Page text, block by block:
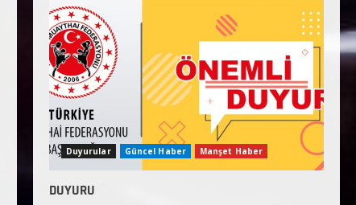
Duyurular Güncel Haber Manşet Haber
DUYURU